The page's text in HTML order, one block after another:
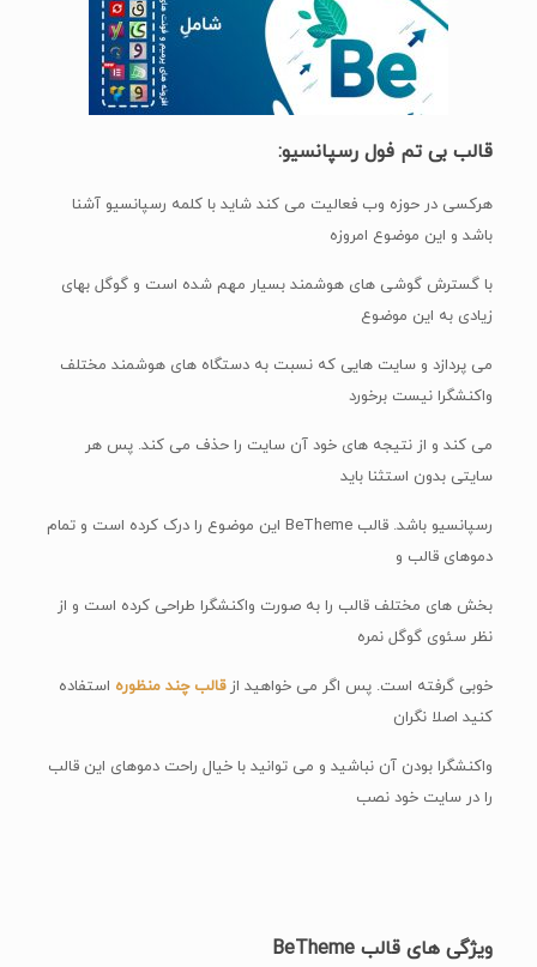
قالب بی تم فول رسپانسیو:
هرکسی در حوزه وب فعالیت می کند شاید با کلمه رسپانسیو آشنا
باشد و این موضوع امروزه
با گسترش گوشی های هوشمند بسیار مهم شده است و گوگل بهای
زیادی به این موضوع
می پردازد و سایت هایی که نسبت به دستگاه های هوشمند مختلف
واکنشگرا نیست برخورد
می کند و از نتیجه های خود آن سایت را حذف می کند. پس هر
سایتی بدون استثنا باید
رسپانسیو باشد. قالب BeTheme این موضوع را درک کرده است و تمام
دموهای قالب و
بخش های مختلف قالب را به صورت واکنشگرا طراحی کرده است و از
نظر سئوی گوگل نمره
خوبی گرفته است. پس اگر می خواهید ازقالب چند منظوره استفاده
کنید اصلا نگران
واکنشگرا بودن آن نباشید و می توانید با خیال راحت دموهای این قالب
را در سایت خود نصب
ویژگی های قالب BeTheme